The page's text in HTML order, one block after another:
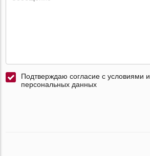
Подтверждаю согласие с условиями
персональных данных